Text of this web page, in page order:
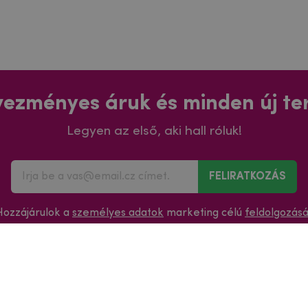
áruk és minden új
Legyen az első, aki hall róluk!
FELIRATKOZÁS
a személyes adatok marketing célú